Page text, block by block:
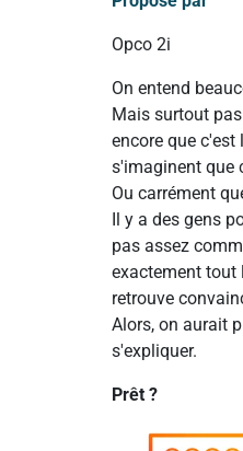
Opco 2i
On entend
Mais surtout
encore que c'est
s'imaginent que
Ou carrément
Il y a des gens
pas assez
exactement tout
retrouve
Alors, on aurait
s'expliquer.
Prêt ?